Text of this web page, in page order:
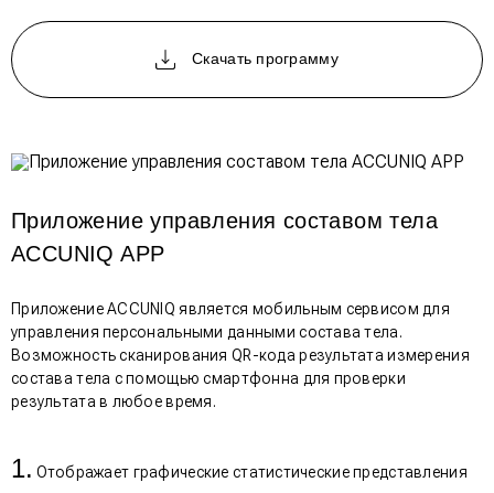
Скачать программу
Приложение управления составом тела
ACCUNIQ APP
Приложение ACCUNIQ является мобильным сервисом для
управления персональными данными состава тела.
Возможность сканирования QR-кода результата измерения
состава тела с помощью смартфонна для проверки
результата в любое время.
Отображает графические статистические представления